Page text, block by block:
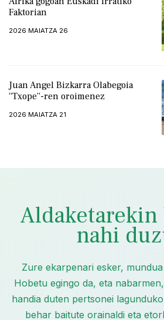
Faktorian
2026 MAIATZA 26
Juan Angel Bizkarra Olabegoia
“Txope”-ren oroimenez
2026 MAIATZA 21
Aldaketarekin
nahi
Zure ekarpenari esker,
Hobetu egingo da, eta
handia duten pertsonei
behar baitute orainaldi eta